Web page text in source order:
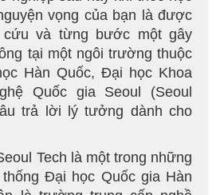
vọng của bạn là được
cứu và từng bước một gây
tại một ngôi trường thuộc
Hàn Quốc, Đại học Khoa
Quốc gia Seoul (Seoul
trả lời lý tưởng dành cho
Tech là một trong những
Đại học Quốc gia Hàn